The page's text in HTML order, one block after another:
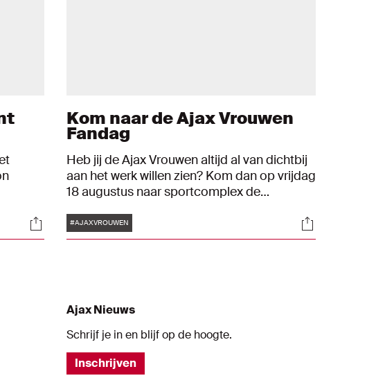
2
Socials
Kom naar de Ajax Vrouwen
Fandag
Heb jij de Ajax Vrouwen altijd al van dichtbij
aan het werk willen zien? Kom dan op vrijdag
18 augustus naar sportcomplex de
Ajax Vrouwen nodigen je uit om dan samen
met hen het seizoen 2023/2024 in te luiden.
Tags
#AJAXVROUWEN Socials
Ajax Nieuws
Schrijf je in en blijf op de hoogte.
Inschrijven